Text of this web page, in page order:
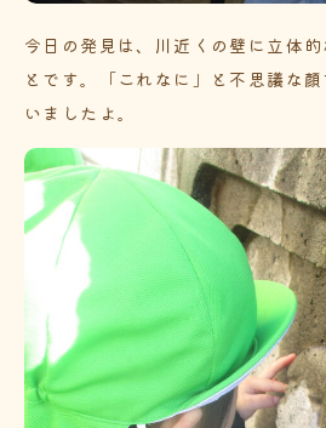
今日の発見は、川近くの壁に立体
とです。「これなに」と不思議な
いましたよ。